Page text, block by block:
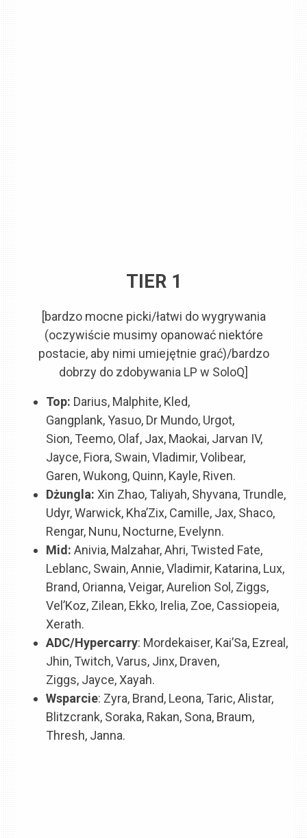
TIER 1
[bardzo mocne picki/łatwi do wygrywania
(oczywiście musimy opanować niektóre
postacie, aby nimi umiejętnie grać)/bardzo
dobrzy do zdobywania LP w SoloQ]
Top: Darius, Malphite, Kled,
Gangplank, Yasuo, Dr Mundo, Urgot,
Sion, Teemo, Olaf, Jax, Maokai, Jarvan IV,
Jayce, Fiora, Swain, Vladimir, Volibear,
Garen, Wukong, Quinn, Kayle, Riven.
Dżungla: Xin Zhao, Taliyah, Shyvana, Trundle,
Udyr, Warwick, Kha’Zix, Camille, Jax, Shaco,
Rengar, Nunu, Nocturne, Evelynn.
Mid:Anivia, Malzahar, Ahri, Twisted Fate,
Leblanc, Swain, Annie, Vladimir, Katarina, Lux,
Brand, Orianna, Veigar, Aurelion Sol, Ziggs,
Vel’Koz, Zilean, Ekko, Irelia, Zoe, Cassiopeia,
Xerath.
ADC/Hypercarry: Mordekaiser, Kai’Sa, Ezreal,
Jhin, Twitch, Varus, Jinx, Draven,
Ziggs, Jayce, Xayah.
Wsparcie: Zyra, Brand, Leona, Taric, Alistar,
Blitzcrank, Soraka, Rakan, Sona, Braum,
Thresh, Janna.